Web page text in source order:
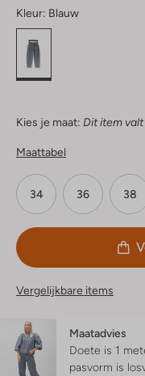
Kleur: Blauw
Kies je maat: Dit item
Maattabel
34 36 38
Vergelijkbare items
Maatadvies
Doete is 1
pasvorm is